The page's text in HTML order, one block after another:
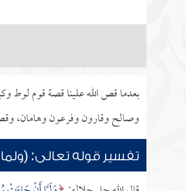
بعدما قص الله علينا قصة قوم
وصالح وقارون وفرعون وهامان،
تفسير قوله تعالى: